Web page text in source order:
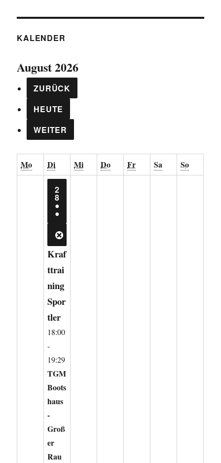
KALENDER
August 2026
ZURÜCK
HEUTE
WEITER
MoMontag
DiDienstag
MiMittwoch
DoDonnerstag
FrFreitag
Sa Samstag
SoSonntag
2
828.
JULI
2026
●
●
VERANSTALTUNGEN)
CLOSE
Kraf
ttrai
ning
Spor
tler
18:00
-
19:29
TGM
Boots
haus
-
Groß
er
Rau